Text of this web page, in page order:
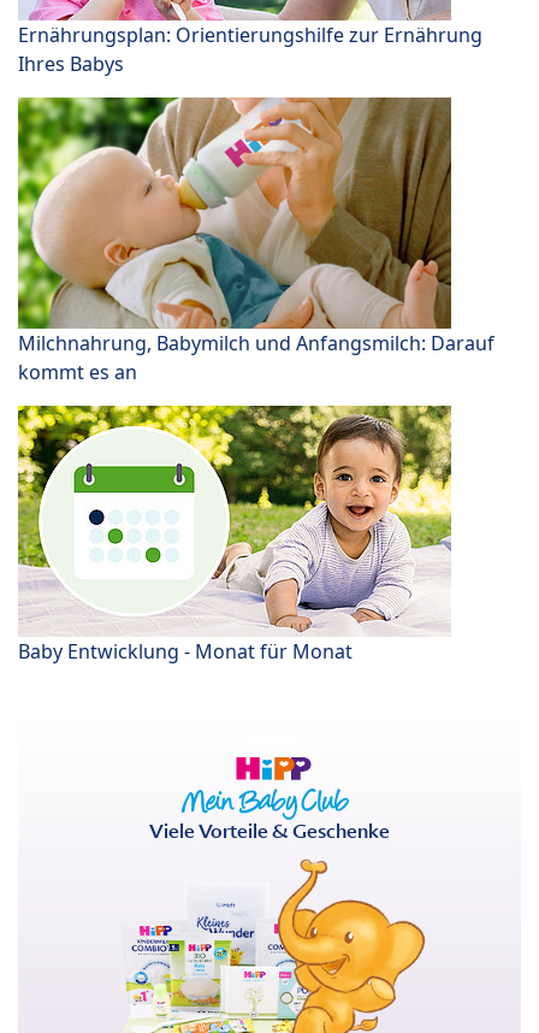
Ernährungsplan: Orientierungshilfe zur Ernährung
Ihres Babys
Milchnahrung, Babymilch und Anfangsmilch: Darauf
kommt es an
Baby Entwicklung - Monat für Monat
Viele Vorteile & Geschenke